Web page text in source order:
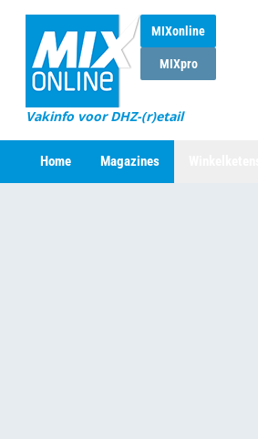
MIXonline
MIXpro
Vakinfo voor DHZ-(r)etail
Home Magazines